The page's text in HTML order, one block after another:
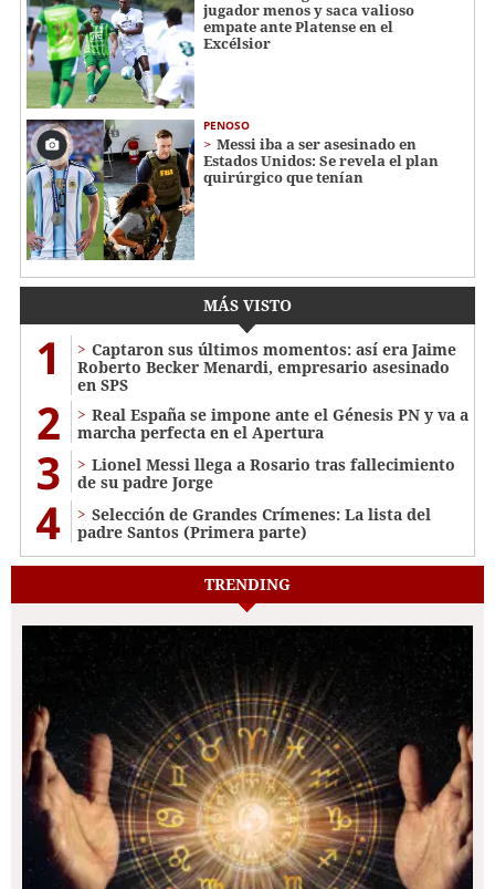
jugador menos y saca valioso
empate ante Platense en el
Excélsior
PENOSO
Messi iba a ser asesinado en
Estados Unidos: Se revela el plan
quirúrgico que tenían
MÁS VISTO
1
Captaron sus últimos momentos: así era Jaime
Roberto Becker Menardi​​​, empresario asesinado
en SPS
2
Real España se impone ante el Génesis PN y va a
marcha perfecta en el Apertura
3
Lionel Messi llega a Rosario tras fallecimiento
de su padre Jorge
4
Selección de Grandes Crímenes: La lista del
padre Santos (Primera parte)
TRENDING